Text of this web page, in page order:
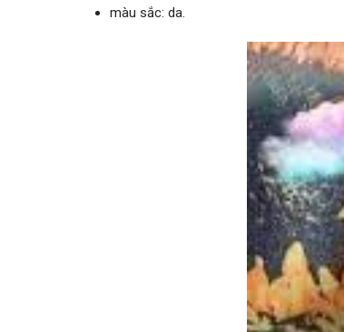
màu sắc: da.